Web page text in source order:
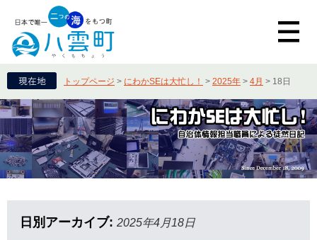
トップページ > にわかSEは大忙し！ > 2025年 > 4月 > 18日
日別アーカイブ: 2025年4月18日